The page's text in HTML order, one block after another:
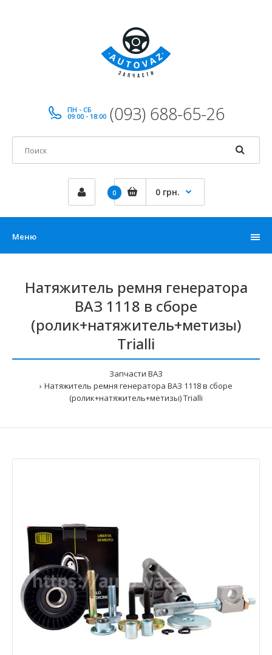
ПН - СБ
09:00 - 18:00 (093) 688-65-26
0 0 грн.
Меню
Натяжитель ремня генератора
ВАЗ 1118 в сборе
(ролик+натяжитель+метизы)
Trialli
Запчасти ВАЗ
Натяжитель ремня генератора ВАЗ 1118 в сборе
(ролик+натяжитель+метизы) Trialli